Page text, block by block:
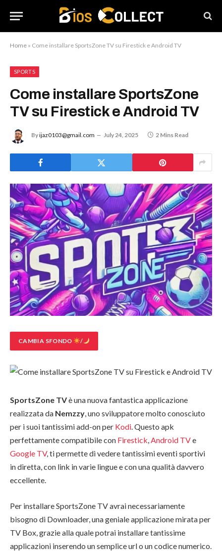
Home » Come installare SportsZone TV su Firestick e Android TV
SPORTS
Come installare SportsZone
TV su Firestick e Android TV
Byijaz0103@gmail.com July 24, 2025 2 Mins Read
CAMBIA SFONDO /
SportsZone TVè una nuova fantastica applicazione
realizzata da Nemzzy, uno sviluppatore molto conosciuto
per i suoi tantissimi add-on per Kodi. Questo apk
perfettamente compatibile con Firestick,Android TVe
Google TV, ti permette di vedere tantissimi eventi sportivi
in diretta, con link in varie lingue e con una qualità davvero
eccellente.
Per installare SportsZone TV avrai necessariamente
bisogno di Downloader, una geniale applicazione mirata per
TV Box, grazie alla quale potrai installare tantissime
applicazioni inserendo un semplice url o un codice numerico.